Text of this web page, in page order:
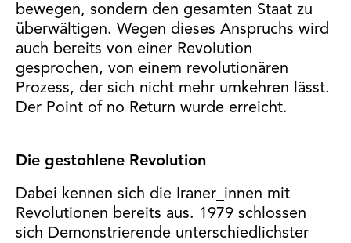
bewegen, sondern den gesamten Staat zu
überwältigen. Wegen dieses Anspruchs wird
auch bereits von einer Revolution
gesprochen, von einem revolutionären
Prozess, der sich nicht mehr umkehren lässt.
Der Point of no Return wurde erreicht.
Die gestohlene Revolution
Dabei kennen sich die Iraner_innen mit
Revolutionen bereits aus. 1979 schlossen
sich Demonstrierende unterschiedlichster